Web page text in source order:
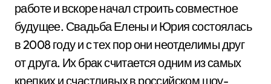
работе и вскоре начал строить совместное
будущее. Свадьба Елены и Юрия состоялась
в 2008 году и с тех пор они неотделимы друг
от друга. Их брак считается одним из самых
крепких и счастливых в российском шоу-